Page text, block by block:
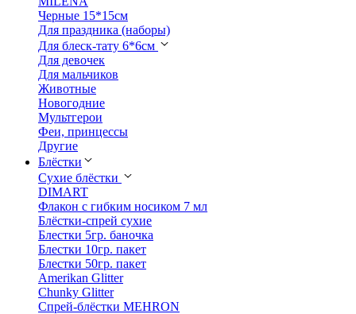
Черные 15*15см
Для праздника (наборы)
Для блеск-тату 6*6см
Для девочек
Для мальчиков
Животные
Новогодние
Мультгерои
Феи, принцессы
Другие
Блёстки
Сухие блёстки
DIMART
Флакон с гибким носиком 7 мл
Блёстки-спрей сухие
Блестки 5гр. баночка
Блестки 10гр. пакет
Блестки 50гр. пакет
Amerikan Glitter
Chunky Glitter
Спрей-блёстки MEHRON